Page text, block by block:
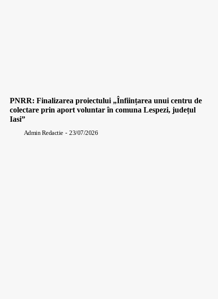
PNRR: Finalizarea proiectului „Înființarea unui centru de
colectare prin aport voluntar în comuna Lespezi, județul
Iasi”
Admin Redactie - 23/07/2026